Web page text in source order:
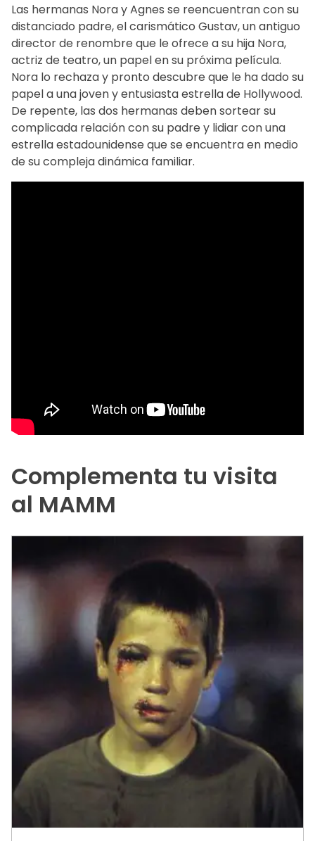
Las hermanas Nora y Agnes se reencuentran con su
distanciado padre, el carismático Gustav, un antiguo
director de renombre que le ofrece a su hija Nora,
actriz de teatro, un papel en su próxima película.
Nora lo rechaza y pronto descubre que le ha dado su
papel a una joven y entusiasta estrella de Hollywood.
De repente, las dos hermanas deben sortear su
complicada relación con su padre y lidiar con una
estrella estadounidense que se encuentra en medio
de su compleja dinámica familiar.
Complementa tu visita
al MAMM